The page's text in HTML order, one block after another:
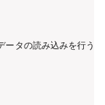
タの読み込みを行う）